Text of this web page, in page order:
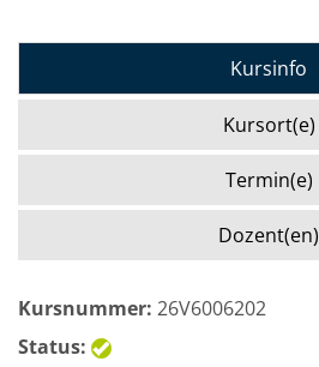
Kursinfo
Kursort(e)
Termin(e)
Dozent(en)
Kursnummer: 26V6006202
Status: